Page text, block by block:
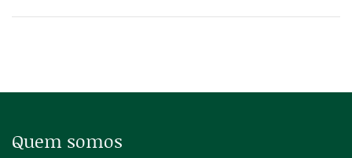
Quem somos